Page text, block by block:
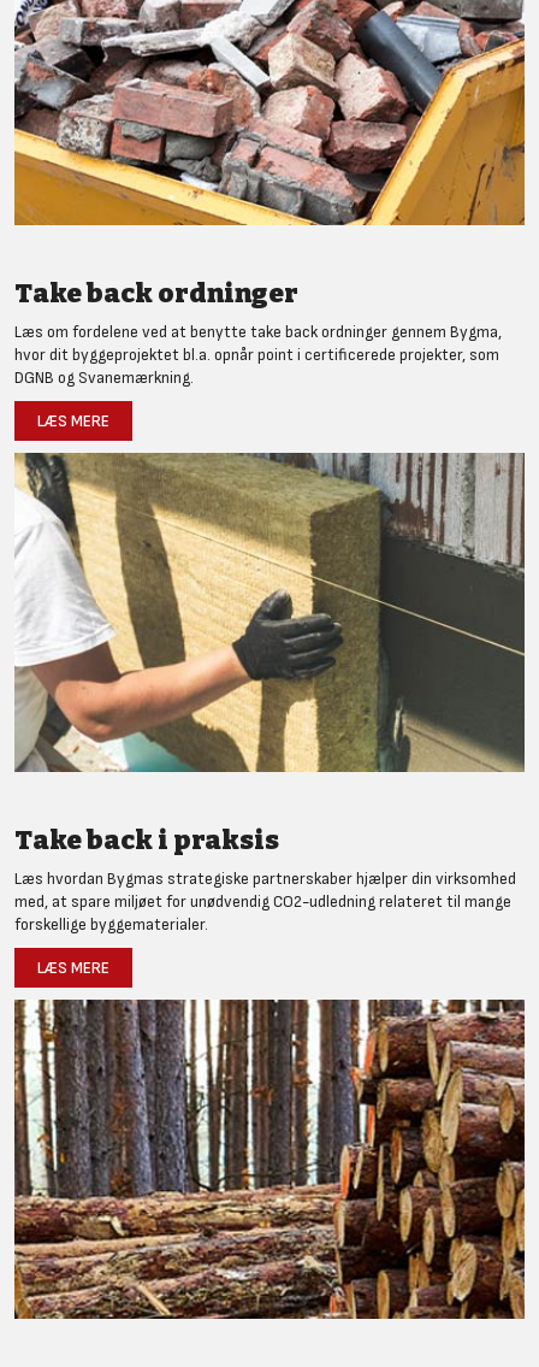
Take back ordninger
Læs om fordelene ved at benytte take back ordninger gennem Bygma,
hvor dit byggeprojektet bl.a. opnår point i certificerede projekter, som
DGNB og Svanemærkning.
LÆS MERE
Take back i praksis
Læs hvordan Bygmas strategiske partnerskaber hjælper din virksomhed
med, at spare miljøet for unødvendig CO2-udledning relateret til mange
forskellige byggematerialer.
LÆS MERE